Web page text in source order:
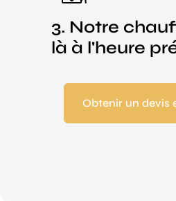
3. Notre
là à l'heure
Obtenir un devis